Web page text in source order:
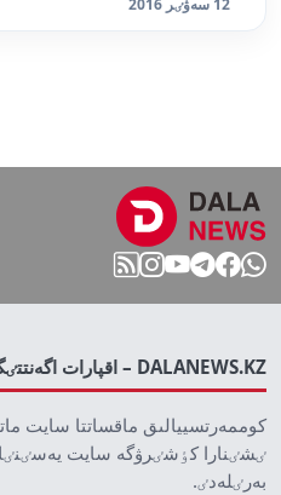
DALANEWS.KZ – اقپارات اگەنتتٸگٸ
كوممەرتسييالىق ماقساتتا سايت
ٸشٸنارا كٶشٸرۋگە سايت
بەرٸلەدٸ.